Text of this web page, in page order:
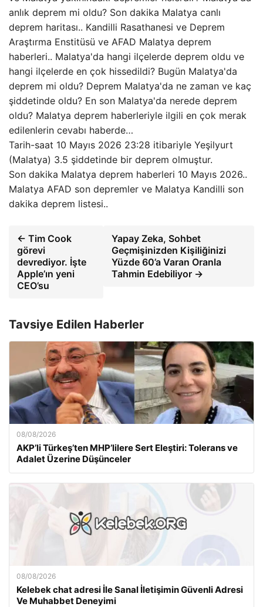
anlık deprem mi oldu? Son dakika Malatya canlı
deprem haritası.. Kandilli Rasathanesi ve Deprem
Araştırma Enstitüsü ve AFAD Malatya deprem
haberleri.. Malatya'da hangi ilçelerde deprem oldu ve
hangi ilçelerde en çok hissedildi? Bugün Malatya'da
deprem mi oldu? Deprem Malatya'da ne zaman ve kaç
şiddetinde oldu? En son Malatya'da nerede deprem
oldu? Malatya deprem haberleriyle ilgili en çok merak
edilenlerin cevabı haberde…
Tarih-saat 10 Mayıs 2026 23:28 itibariyle Yeşilyurt
(Malatya) 3.5 şiddetinde bir deprem olmuştur.
Son dakika Malatya deprem haberleri 10 Mayıs 2026..
Malatya AFAD son depremler ve Malatya Kandilli son
dakika deprem listesi..
← Tim Cook
görevi
devrediyor. İşte
Apple’ın yeni
CEO’su
Yapay Zeka, Sohbet
Geçmişinizden Kişiliğinizi
Yüzde 60’a Varan Oranla
Tahmin Edebiliyor →
Tavsiye Edilen Haberler
08/08/2026
AKP’li Türkeş’ten MHP’lilere Sert Eleştiri: Tolerans ve
Adalet Üzerine Düşünceler
08/08/2026
Kelebek chat adresi İle Sanal İletişimin Güvenli Adresi
Ve Muhabbet Deneyimi